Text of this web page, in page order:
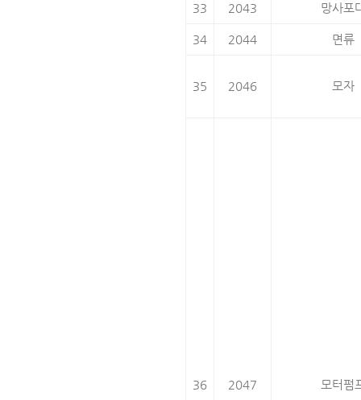
33 2043 망사포
34 2044 면류
35 2046 모자
36 2047 모터펌